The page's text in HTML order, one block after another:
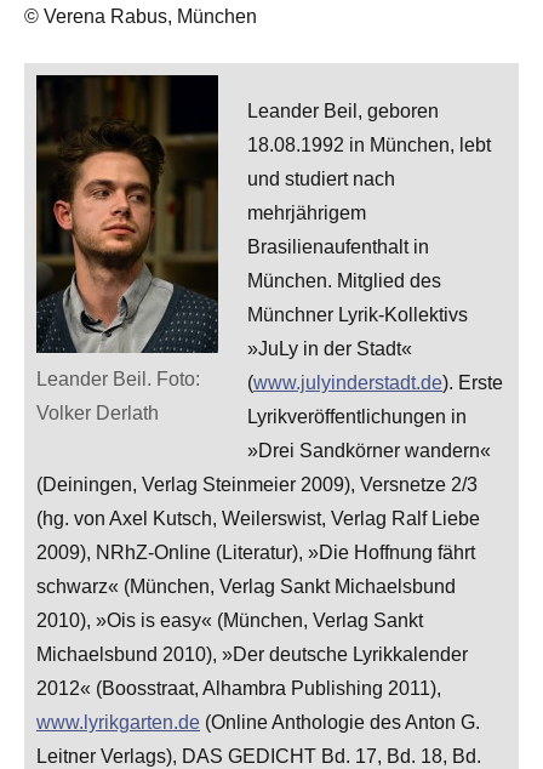
© Verena Rabus, München
Leander Beil. Foto:
Volker Derlath
Leander Beil, geboren
18.08.1992 in München, lebt
und studiert nach
mehrjährigem
Brasilienaufenthalt in
München. Mitglied des
Münchner Lyrik-Kollektivs
»JuLy in der Stadt«
(www.julyinderstadt.de). Erste
Lyrikveröffentlichungen in
»Drei Sandkörner wandern«
(Deiningen, Verlag Steinmeier 2009), Versnetze 2/3
(hg. von Axel Kutsch, Weilerswist, Verlag Ralf Liebe
2009), NRhZ-Online (Literatur), »Die Hoffnung fährt
schwarz« (München, Verlag Sankt Michaelsbund
2010), »Ois is easy« (München, Verlag Sankt
Michaelsbund 2010), »Der deutsche Lyrikkalender
2012« (Boosstraat, Alhambra Publishing 2011),
www.lyrikgarten.de (Online Anthologie des Anton G.
Leitner Verlags), DAS GEDICHT Bd. 17, Bd. 18, Bd.